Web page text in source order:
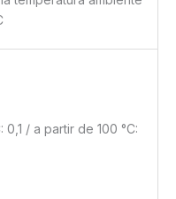
0,1 / a partir de 100 °C: